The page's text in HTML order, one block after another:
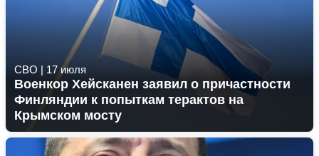
СВО | 17 июля
Военкор Хейсканен заявил о причастности
Финляндии к попыткам терактов на
Крымском мосту